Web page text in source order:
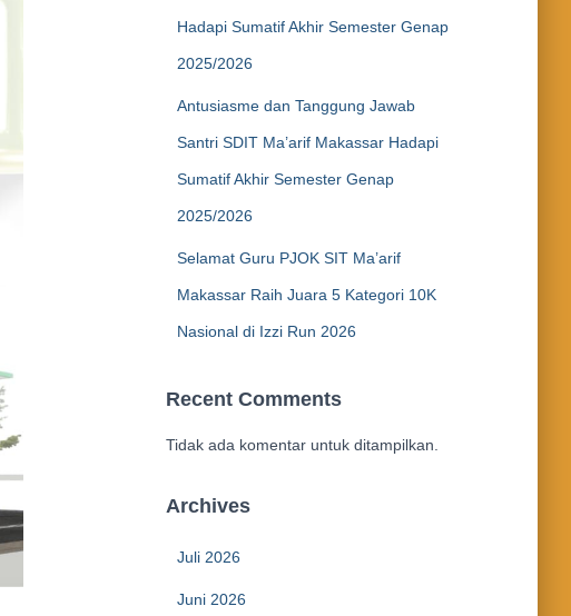
Hadapi Sumatif Akhir Semester Genap
2025/2026
Antusiasme dan Tanggung Jawab
Santri SDIT Ma’arif Makassar Hadapi
Sumatif Akhir Semester Genap
2025/2026
Selamat Guru PJOK SIT Ma’arif
Makassar Raih Juara 5 Kategori 10K
Nasional di Izzi Run 2026
Recent Comments
Tidak ada komentar untuk ditampilkan.
Archives
Juli 2026
Juni 2026